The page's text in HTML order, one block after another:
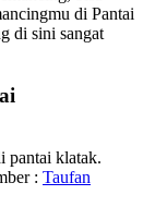
di Pantai
di sini sangat
pantai klatak.
: Taufan